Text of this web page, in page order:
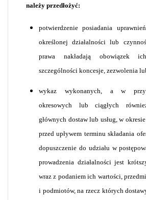
należy przedłożyć:
potwierdzenie posiadania
określonej działalności lub
prawa nakładają obowiązek
szczególności koncesje, zezwolenia
wykaz wykonanych, a w
okresowych lub ciągłych
głównych dostaw lub usług, w
przed upływem terminu składania
dopuszczenie do udziału w
prowadzenia działalności jest
wraz z podaniem ich wartości,
i podmiotów, na rzecz których